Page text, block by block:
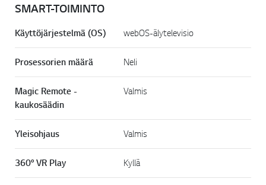
SMART-TOIMINTO
Käyttöjärjestelmä (OS) webOS-älytelevisio
Prosessorien määrä Neli
Magic Remote -
kaukosäädin
Valmis
Yleisohjaus Valmis
360° VR Play Kyllä